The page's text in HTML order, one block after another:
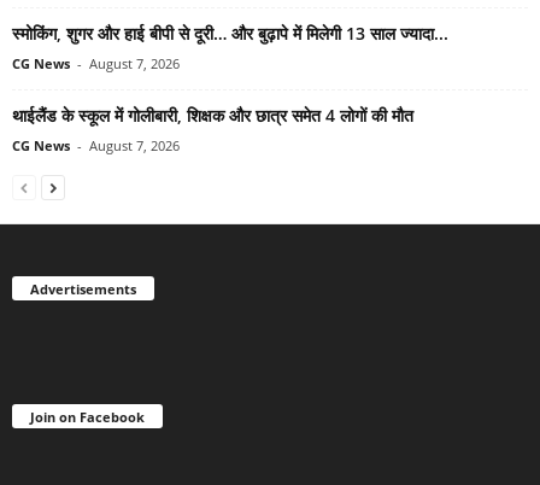
स्मोकिंग, शुगर और हाई बीपी से दूरी… और बुढ़ापे में मिलेगी 13 साल ज्यादा...
CG News - August 7, 2026
थाईलैंड के स्कूल में गोलीबारी, शिक्षक और छात्र समेत 4 लोगों की मौत
CG News - August 7, 2026
Advertisements
Join on Facebook